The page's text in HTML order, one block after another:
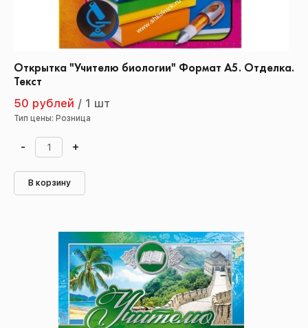
Открытка "Учителю биологии" Формат А5. Отделка.
Текст
50 рублей / 1 шт
Тип цены: Розница
- +
В корзину